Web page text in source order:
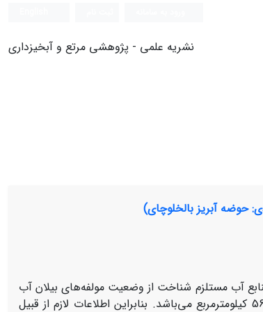
نشریه علمی - پژوهشی مرتع و آبخیزداری
آب مستلزم شناخت از وضعیت مولفه‌های بیلان آب
است. هدف اصلی پژوهش برآورد مولفه‌های بیلان آب حوضه آبریز بالخلوچای با مساحت 567 کیلومترمربع می‌باشد. بنابراین اطلاعات لازم از قبیل